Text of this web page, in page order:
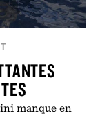
manque en